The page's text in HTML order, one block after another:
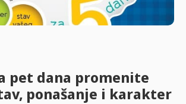
pet dana promenite
ponašanje i karakter